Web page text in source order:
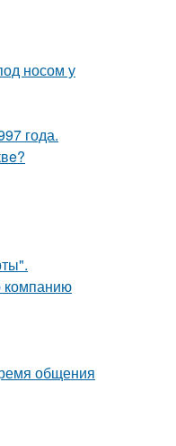
носом у
года.
компанию
общения